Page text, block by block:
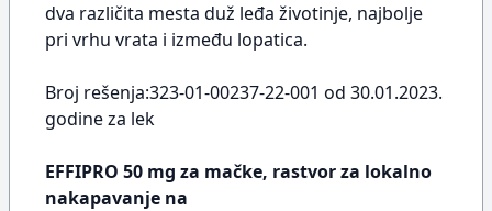
dva različita mesta duž leđa životinje, najbolje
pri vrhu vrata i između lopatica.
Broj rešenja:323-01-00237-22-001 od 30.01.2023.
godine za lek
EFFIPRO 50 mg za mačke, rastvor za lokalno
nakapavanje na